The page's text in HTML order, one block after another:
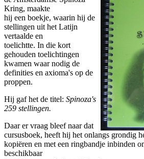
Kring, maakte
hij een boekje, waarin hij de
stellingen uit het Latijn
vertaalde en
toelichtte. In die kort
gehouden toelichtingen
kwamen waar nodig de
definities en axioma's op de
proppen.
Hij gaf het de titel: Spinoza's
259 stellingen.
Daar er vraag bleef naar dat
cursusboek, heeft hij het onlangs grondig
kopiëren en met een ringbandje inbinden
beschikbaar